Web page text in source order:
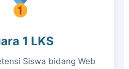
1 LKS
Siswa bidang Web